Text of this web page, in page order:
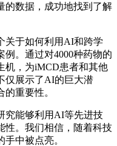
的数据，成功地找到了解
于如何利用AI和跨学
。通过对4000种药物的
机，为iMCD患者和其他
仅展示了AI的巨大潜
重要性。
能够利用AI等先进技
性。我们相信，随着科技
中被点亮。